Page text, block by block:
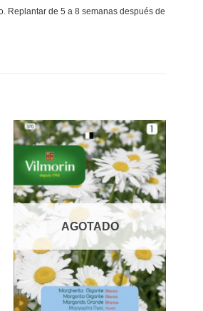
Replantar de 5 a 8 semanas después de
AGOTADO